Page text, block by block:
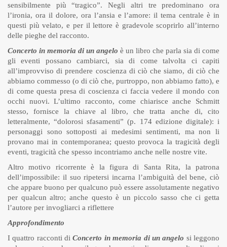
sensibilmente più “tragico”. Negli altri tre predominano ora
l’ironia, ora il dolore, ora l’ansia e l’amore: il tema centrale è in
questi più velato, e per il lettore è gradevole scoprirlo all’interno
delle pieghe del racconto.
Concerto in memoria di un angelo è un libro che parla sia di come
gli eventi possano cambiarci, sia di come talvolta ci capiti
all’improvviso di prendere coscienza di ciò che siamo, di ciò che
abbiamo commesso (o di ciò che, purtroppo, non abbiamo fatto), e
di come questa presa di coscienza ci faccia vedere il mondo con
occhi nuovi. L’ultimo racconto, come chiarisce anche Schmitt
stesso, fornisce la chiave al libro, che tratta anche di, cito
letteralmente, “dolorosi sfasamenti” (p. 174 edizione digitale): i
personaggi sono sottoposti ai medesimi sentimenti, ma non li
provano mai in contemporanea; questo provoca la tragicità degli
eventi, tragicità che spesso incontriamo anche nelle nostre vite.
Altro motivo ricorrente è la figura di Santa Rita, la patrona
dell’impossibile: il suo ripetersi incarna l’ambiguità del bene, ciò
che appare buono per qualcuno può essere assolutamente negativo
per qualcun altro; anche questo è un piccolo sasso che ci getta
l’autore per invogliarci a riflettere
Approfondimento
I quattro racconti diConcerto in memoria di un angelo si leggono